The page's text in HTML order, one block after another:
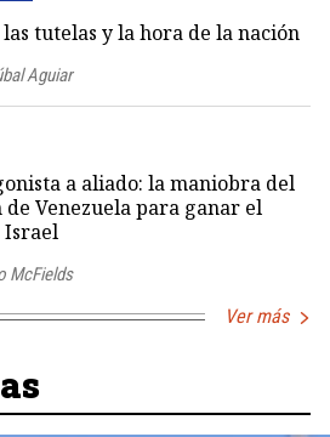
tutelas y la hora de la nación
Aguiar
a aliado: la maniobra del
Venezuela para ganar el
Israel
McFields
Ver más